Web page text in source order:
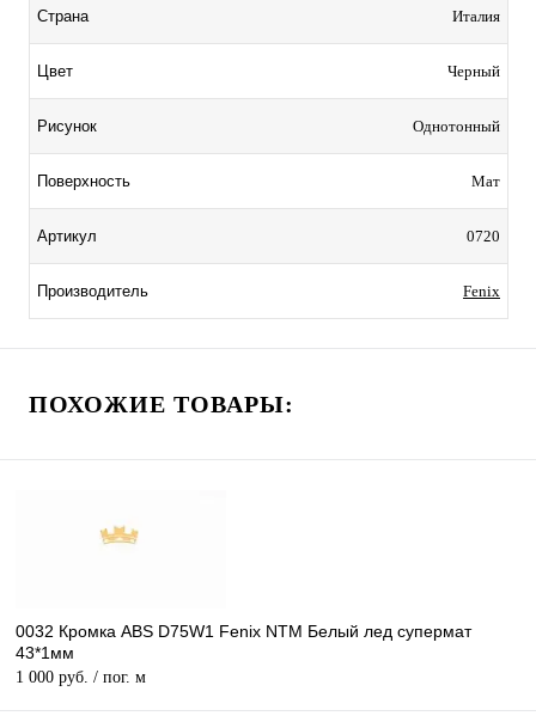
Страна Италия
Цвет Черный
Рисунок Однотонный
Поверхность Мат
Артикул 0720
Производитель Fenix
ПОХОЖИЕ ТОВАРЫ:
0032 Кромка ABS D75W1 Fenix NTM Белый лед супермат
43*1мм
1 000 руб. / пог. м